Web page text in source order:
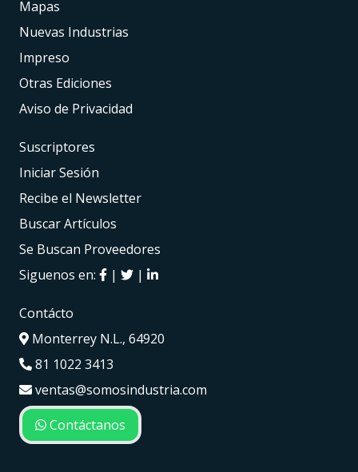
Mapas
Nuevas Industrias
Impreso
Otras Ediciones
Aviso de Privacidad
Suscriptores
Iniciar Sesión
Recibe el Newsletter
Buscar Artículos
Se Buscan Proveedores
Siguenos en:
| |
Contácto
Monterrey N.L., 64920
81 1022 3413
ventas@somosindustria.com
Contáctanos